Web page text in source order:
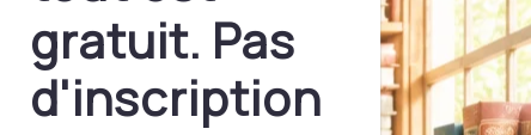
gratuit. Pas
d'inscription